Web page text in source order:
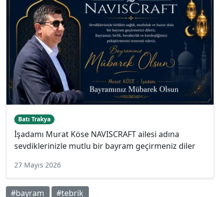
Batı Trakya
İşadamı Murat Köse NAVISCRAFT ailesi adına
sevdiklerinizle mutlu bir bayram geçirmeniz diler
27 Mayıs 2026
#bayram #tebrik